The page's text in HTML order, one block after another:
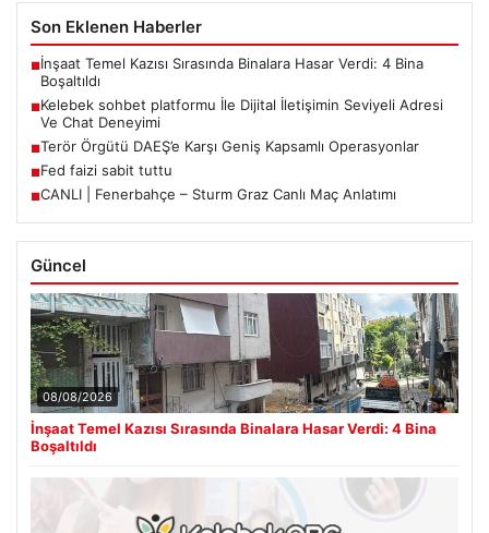
Son Eklenen Haberler
■İnşaat Temel Kazısı Sırasında Binalara Hasar Verdi: 4 Bina
Boşaltıldı
■Kelebek sohbet platformu İle Dijital İletişimin Seviyeli Adresi
Ve Chat Deneyimi
■Terör Örgütü DAEŞ’e Karşı Geniş Kapsamlı Operasyonlar
■Fed faizi sabit tuttu
■CANLI | Fenerbahçe – Sturm Graz Canlı Maç Anlatımı
Güncel
08/08/2026
İnşaat Temel Kazısı Sırasında Binalara Hasar Verdi: 4 Bina
Boşaltıldı